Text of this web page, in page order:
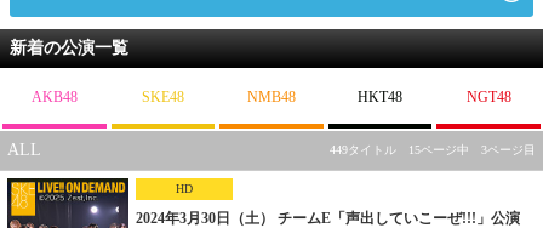
新着の公演一覧
AKB48 SKE48 NMB48 HKT48 NGT48
ALL 449タイトル 15ページ中 3ページ目
HD
2024年3月30日（土） チームE「声出していこーぜ!!!」公演